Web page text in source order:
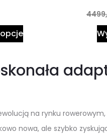
na rynku
nowa, ale szybko